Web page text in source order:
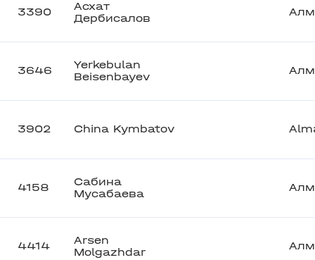
3390
Асхат
Дербисалов
3646
Yerkebulan
Beisenbayev
3902 China Kymbatov
4158
Сабина
Мусабаева
4414
Arsen
Molgazhdar